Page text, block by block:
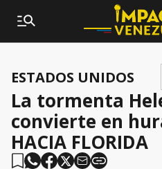
ESTADOS UNIDOS
La tormenta
convierte en
HACIA FLORIDA